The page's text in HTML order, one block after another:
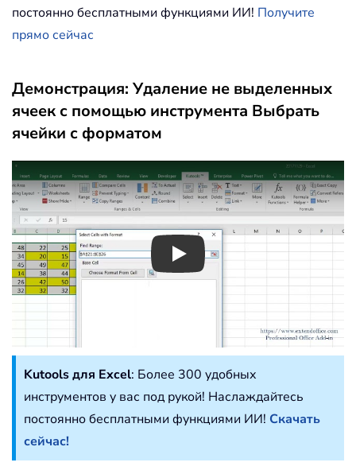
постоянно бесплатными функциями ИИ! Получите
прямо сейчас
Демонстрация: Удаление не выделенных
ячеек с помощью инструмента Выбрать
ячейки с форматом
Play
Kutools для Excel: Более 300 удобных
инструментов у вас под рукой! Наслаждайтесь
постоянно бесплатными функциями ИИ! Скачать
сейчас!